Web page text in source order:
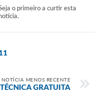
o primeiro a curtir esta
NOTÍCIA MENOS RECENTE
GRATUITA